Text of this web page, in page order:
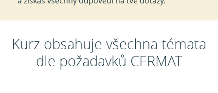
Kurz obsahuje všechna témata
dle požadavků CERMAT